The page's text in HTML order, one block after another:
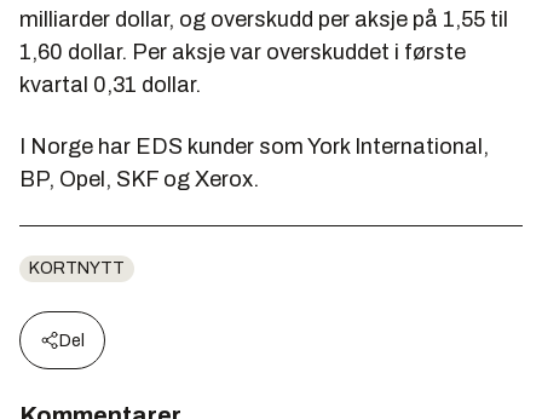
milliarder dollar, og overskudd per aksje på 1,55 til
1,60 dollar. Per aksje var overskuddet i første
kvartal 0,31 dollar.
I Norge har EDS kunder som York International,
BP, Opel, SKF og Xerox.
KORTNYTT
Del